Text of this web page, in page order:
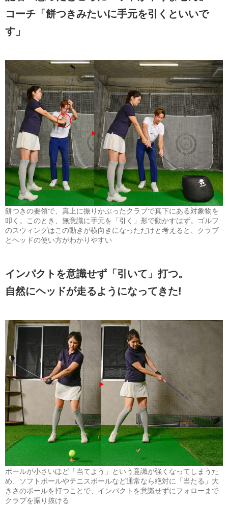
コーチ「餅つきみたいに手元を引くといいで
す」
餅つきの要領で、真上に振りかぶったクラブで真下にある対象物を
叩く。このとき、無意識に手元を「引く」形で動かすはず。ゴルフ
のスウィングはこの動きが横向きになっただけと考えると、クラブ
とヘッドの使い方がわかりやすい
インパクトを意識せず「引いて」打つ。
自然にヘッドが走るようになってきた!
ボールが小さいほど「当てよう」という意識が強くなってしまうた
め、ソフトボールやテニスボールなど通常なら絶対に「当たる」大
きさのボールを打つことで、インパクトを意識せずにフォローまで
クラブを振り抜ける